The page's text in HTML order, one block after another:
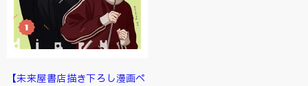
【未来屋書店描き下ろし漫画ペ